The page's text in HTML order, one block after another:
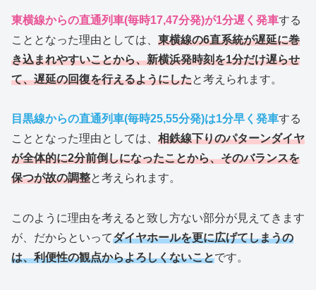
東横線からの直通列車(毎時17,47分発)が1分遅く発車する
こととなった理由としては、 東横線の6直系統が遅延に巻
き込まれやすいことから、新横浜発時刻を1分だけ遅らせ
て、遅延の回復を行えるようにしたと考えられます。
目黒線からの直通列車(毎時25,55分発)は1分早く発車する
こととなった理由としては、 相鉄線下りのパターンダイヤ
が全体的に2分前倒しになったことから、そのバランスを
保つが故の調整と考えられます。
このように理由を考えると致し方ない部分が見えてきます
が、だからといってダイヤホールを更に広げてしまうの
は、利便性の観点からよろしくないことです。